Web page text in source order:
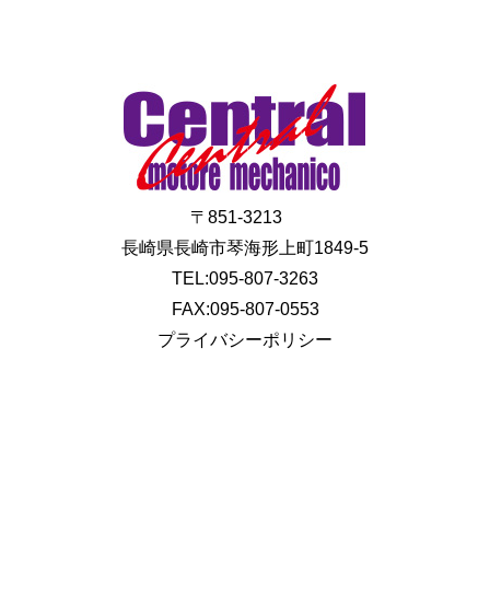
〒851-3213
長崎県長崎市琴海形上町1849-5
TEL:095-807-3263
FAX:095-807-0553
プライバシーポリシー